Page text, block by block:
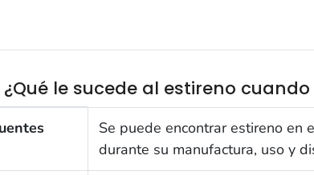
¿Qué le sucede al estireno
Se puede encontrar estireno en
durante su manufactura, uso y